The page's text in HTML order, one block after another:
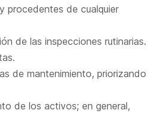
procedentes de cualquier
de las inspecciones rutinarias.
de mantenimiento, priorizando
de los activos; en general,